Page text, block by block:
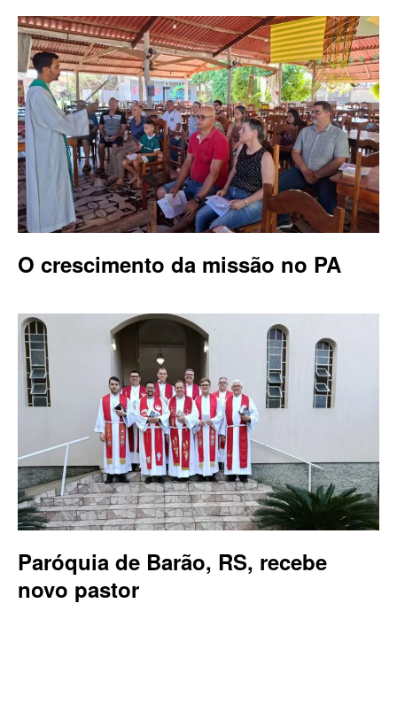
O crescimento da missão no PA
Paróquia de Barão, RS, recebe
novo pastor